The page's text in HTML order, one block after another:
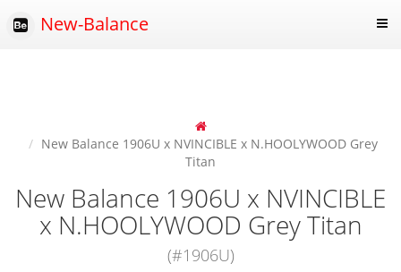
New-Balance
New Balance 1906U x NVINCIBLE x N.HOOLYWOOD Grey
Titan
New Balance 1906U x NVINCIBLE
x N.HOOLYWOOD Grey Titan
(#1906U)